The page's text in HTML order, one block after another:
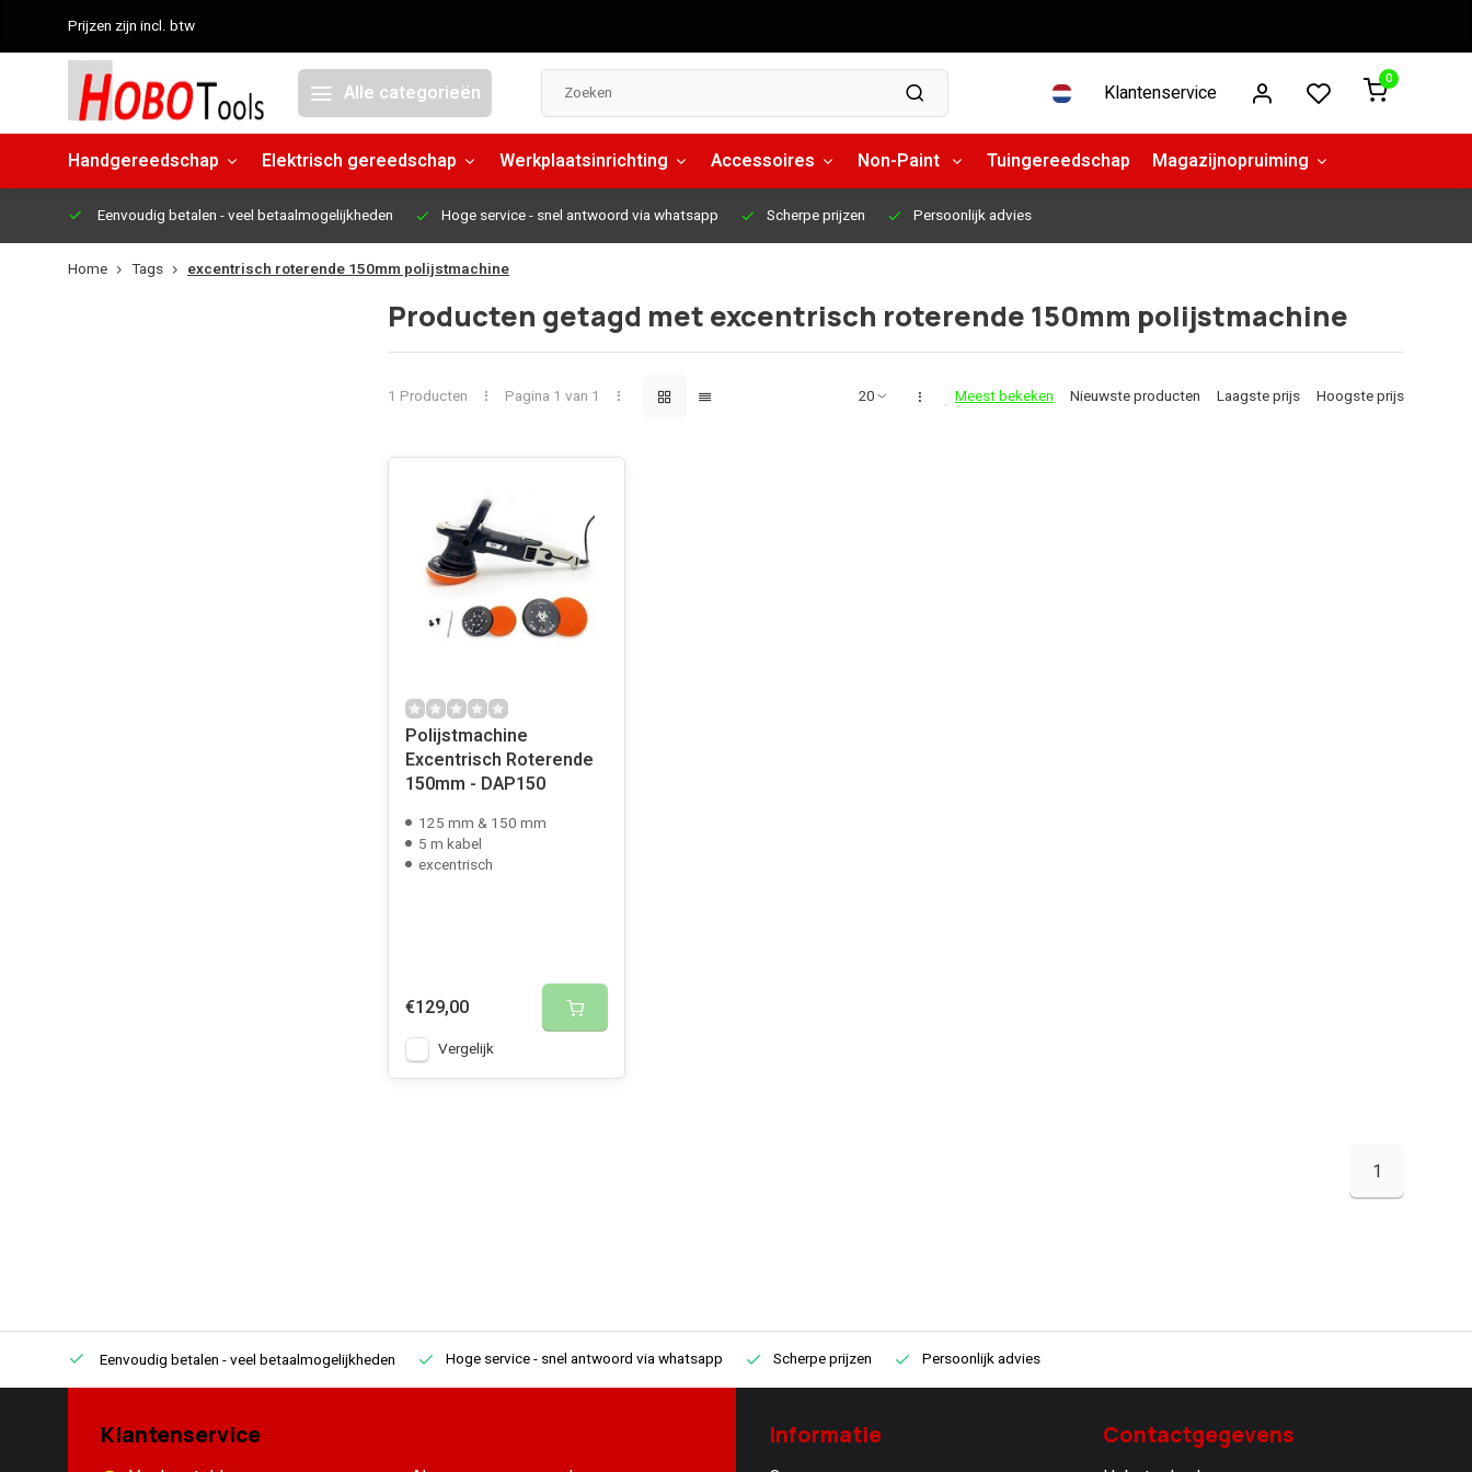
Prijzen zijn incl. btw
Alle categorieën Klantenservice
0
Handgereedschap Elektrisch gereedschap Werkplaatsinrichting Accessoires Non-Paint Tuingereedschap Magazijnopruiming
Eenvoudig betalen - veel betaalmogelijkheden Hoge service- snel antwoord via whatsapp Scherpe prijzen Persoonlijk advies
Home Tags excentrisch roterende 150mm polijstmachine
Producten getagd met excentrisch roterende 150mm polijstmachine
1 Producten Pagina 1 van 1 Meest bekeken Nieuwste producten Laagste prijs Hoogste prijs
Polijstmachine
Excentrisch Roterende
150mm - DAP150
125 mm & 150 mm
5 m kabel
excentrisch
€129,00
Vergelijk
1
Eenvoudig betalen - veel betaalmogelijkheden Hoge service- snel antwoord via whatsapp Scherpe prijzen Persoonlijk advies
Klantenservice Informatie Contactgegevens